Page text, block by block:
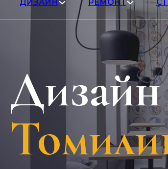
ДИЗАЙН РЕМОНТ